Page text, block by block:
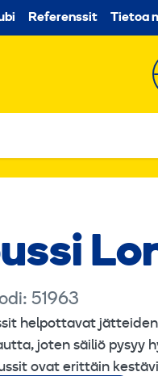
Referenssit Tietoa
51963
helpottavat
joten säiliö pysyy
ovat erittäin